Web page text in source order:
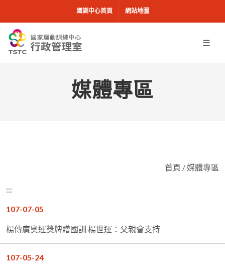
國訓中心首頁 網站地圖
媒體專區
首頁 /媒體專區
:::
107-07-05
楊傳廣奧運獎牌贈國訓 楊世運：父親會支持
107-05-24